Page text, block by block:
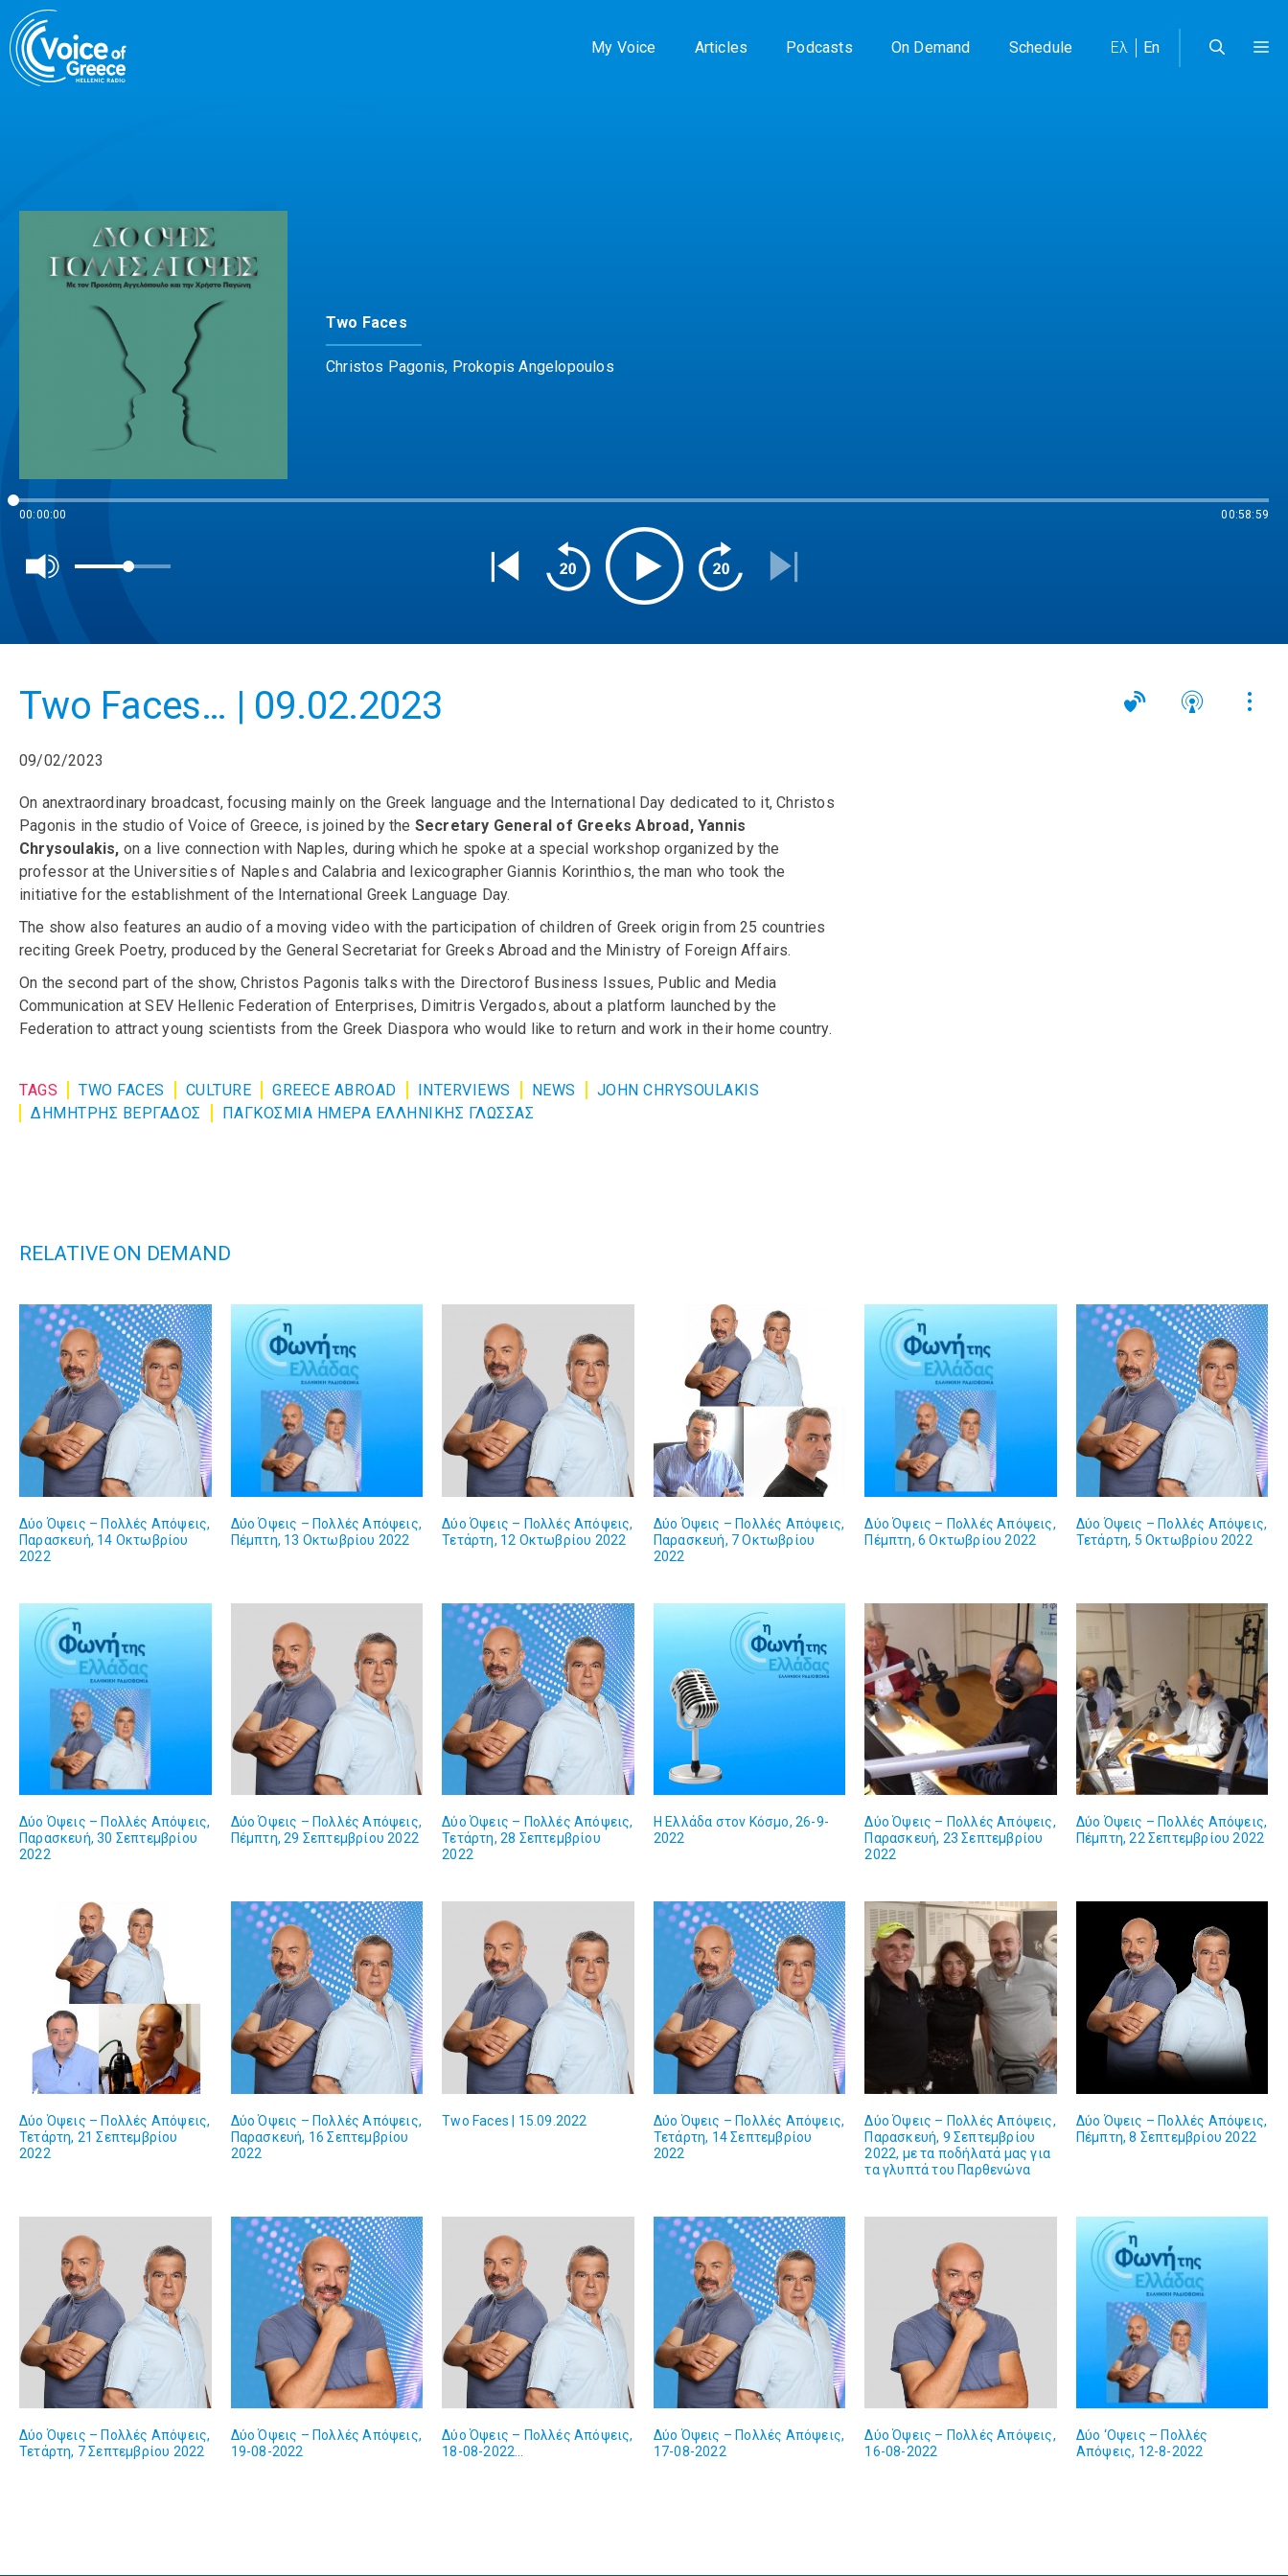
Skip
to
content
My Voice Articles Podcasts On Demand Schedule Ελ En
Two Faces
Christos Pagonis, Prokopis Angelopoulos
00:00:00 00:58:59
Two Faces… | 09.02.2023
09/02/2023
On anextraordinary broadcast, focusing mainly on the Greek language and the International Day dedicated to it, Christos
Pagonis in the studio of Voice of Greece, is joined by the Secretary General of Greeks Abroad, Yannis
Chrysoulakis, on a live connection with Naples, during which he spoke at a special workshop organized by the
professor at the Universities of Naples and Calabria and lexicographer Giannis Korinthios, the man who took the
initiative for the establishment of the International Greek Language Day.
The show also features an audio of a moving video with the participation of children of Greek origin from 25 countries
reciting Greek Poetry, produced by the General Secretariat for Greeks Abroad and the Ministry of Foreign Affairs.
On the second part of the show, Christos Pagonis talks with the Directorof Business Issues, Public and Media
Communication at SEV Hellenic Federation of Enterprises, Dimitris Vergados, about a platform launched by the
Federation to attract young scientists from the Greek Diaspora who would like to return and work in their home country.
TAGS TWO FACES CULTURE GREECE ABROAD INTERVIEWS NEWS
JOHN CHRYSOULAKIS
ΔΗΜΗΤΡΗΣ ΒΕΡΓΑΔΟΣ
ΠΑΓΚΟΣΜΙΑ ΗΜΕΡΑ ΕΛΛΗΝΙΚΗΣ ΓΛΩΣΣΑΣ
RELATIVE ON DEMAND
Δύο Όψεις – Πολλές Απόψεις,
Παρασκευή, 14 Οκτωβρίου
2022
Δύο Όψεις – Πολλές Απόψεις,
Πέμπτη, 13 Οκτωβρίου 2022
Δύο Όψεις – Πολλές Απόψεις,
Τετάρτη, 12 Οκτωβρίου 2022
Δύο Όψεις – Πολλές Απόψεις,
Παρασκευή, 7 Οκτωβρίου
2022
Δύο Όψεις – Πολλές Απόψεις,
Πέμπτη, 6 Οκτωβρίου 2022
Δύο Όψεις – Πολλές Απόψεις,
Τετάρτη, 5 Οκτωβρίου 2022
Δύο Όψεις – Πολλές Απόψεις,
Παρασκευή, 30 Σεπτεμβρίου
2022
Δύο Όψεις – Πολλές Απόψεις,
Πέμπτη, 29 Σεπτεμβρίου 2022
Δύο Όψεις – Πολλές Απόψεις,
Τετάρτη, 28 Σεπτεμβρίου
2022
Η Ελλάδα στον Κόσμο, 26-9-
2022
Δύο Όψεις – Πολλές Απόψεις,
Παρασκευή, 23 Σεπτεμβρίου
2022
Δύο Όψεις – Πολλές Απόψεις,
Πέμπτη, 22 Σεπτεμβρίου 2022
Δύο Όψεις – Πολλές Απόψεις,
Τετάρτη, 21 Σεπτεμβρίου
2022
Δύο Όψεις – Πολλές Απόψεις,
Παρασκευή, 16 Σεπτεμβρίου
2022
Two Faces | 15.09.2022
Δύο Όψεις – Πολλές Απόψεις,
Τετάρτη, 14 Σεπτεμβρίου
2022
Δύο Όψεις – Πολλές Απόψεις,
Παρασκευή, 9 Σεπτεμβρίου
2022, με τα ποδήλατά μας για
τα γλυπτά του Παρθενώνα
Δύο Όψεις – Πολλές Απόψεις,
Πέμπτη, 8 Σεπτεμβρίου 2022
Δύο Όψεις – Πολλές Απόψεις,
Τετάρτη, 7 Σεπτεμβρίου 2022
Δύο Όψεις – Πολλές Απόψεις,
19-08-2022
Δύο Όψεις – Πολλές Απόψεις,
18-08-2022…
Δύο Όψεις – Πολλές Απόψεις,
17-08-2022
Δύο Όψεις – Πολλές Απόψεις,
16-08-2022
Δύο ‘Οψεις – Πολλές
Απόψεις, 12-8-2022